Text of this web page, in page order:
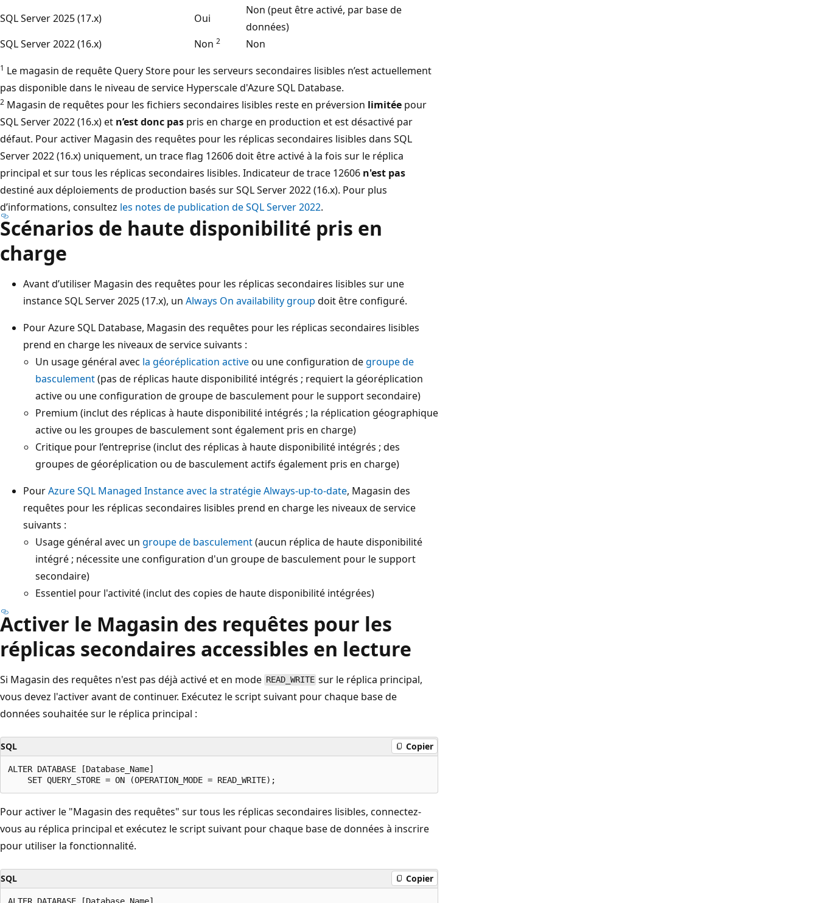
SQL Server 2025 (17.x)
Oui
Non (peut être activé, par base de
données)
SQL Server 2022 (16.x)
Non 2 Non
1 Le magasin de requête Query Store pour les serveurs secondaires lisibles n’est actuellement
pas disponible dans le niveau de service Hyperscale d'Azure SQL Database.
2 Magasin de requêtes pour les fichiers secondaires lisibles reste en préversion limitée pour
SQL Server 2022 (16.x) et n’est donc pas pris en charge en production et est désactivé par
défaut. Pour activer Magasin des requêtes pour les réplicas secondaires lisibles dans SQL
Server 2022 (16.x) uniquement, un trace flag 12606 doit être activé à la fois sur le réplica
principal et sur tous les réplicas secondaires lisibles. Indicateur de trace 12606 n'est pas
destiné aux déploiements de production basés sur SQL Server 2022 (16.x). Pour plus
d’informations, consultez les notes de publication de SQL Server 2022.
Scénarios de haute disponibilité pris en
charge
Avant d’utiliser Magasin des requêtes pour les réplicas secondaires lisibles sur une
instance SQL Server 2025 (17.x), un Always On availability group doit être configuré.
Pour Azure SQL Database, Magasin des requêtes pour les réplicas secondaires lisibles
prend en charge les niveaux de service suivants :
Un usage général avec la géoréplication activeou une configuration degroupe de
basculement(pas de réplicas haute disponibilité intégrés ; requiert la géoréplication
active ou une configuration de groupe de basculement pour le support secondaire)
Premium (inclut des réplicas à haute disponibilité intégrés ; la réplication géographique
active ou les groupes de basculement sont également pris en charge)
Critique pour l’entreprise (inclut des réplicas à haute disponibilité intégrés ; des
groupes de géoréplication ou de basculement actifs également pris en charge)
PourAzure SQL Managed Instance avec la stratégie Always-up-to-date, Magasin des
requêtes pour les réplicas secondaires lisibles prend en charge les niveaux de service
suivants :
Usage général avec un groupe de basculement(aucun réplica de haute disponibilité
intégré ; nécessite une configuration d'un groupe de basculement pour le support
secondaire)
Essentiel pour l'activité (inclut des copies de haute disponibilité intégrées)
Activer le Magasin des requêtes pour les
réplicas secondaires accessibles en lecture
Si Magasin des requêtes n'est pas déjà activé et en mode READ_WRITE sur le réplica principal,
vous devez l'activer avant de continuer. Exécutez le script suivant pour chaque base de
données souhaitée sur le réplica principal :
SQL Copier
ALTER DATABASE [Database_Name]
Pour activer le "Magasin des requêtes" sur tous les réplicas secondaires lisibles, connectez-
vous au réplica principal et exécutez le script suivant pour chaque base de données à inscrire
pour utiliser la fonctionnalité.
SQL Copier
ALTER DATABASE [Database_Name]